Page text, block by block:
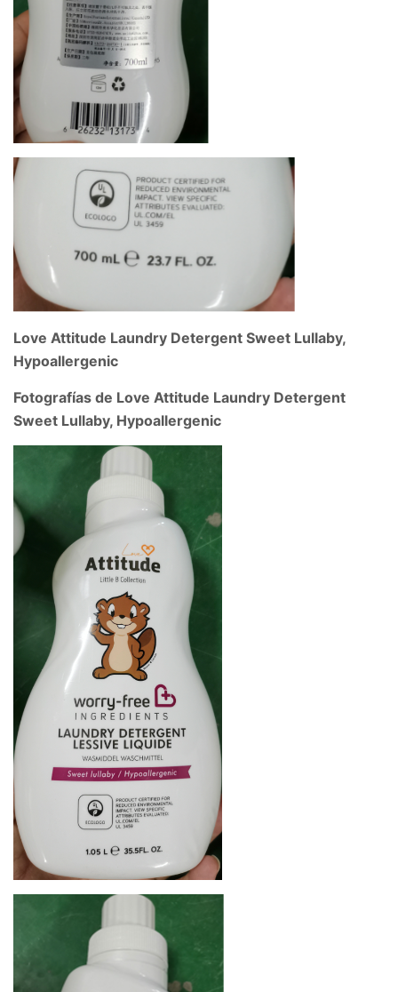
Love Attitude Laundry Detergent Sweet Lullaby,
Hypoallergenic
Fotografías de Love Attitude Laundry Detergent
Sweet Lullaby, Hypoallergenic